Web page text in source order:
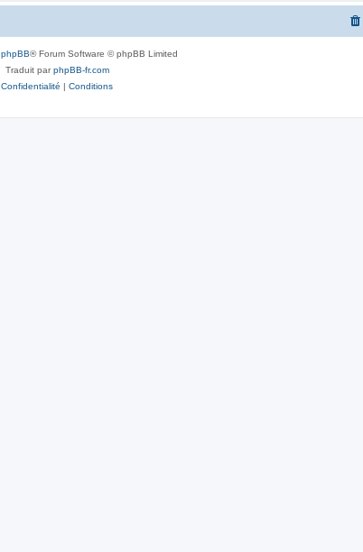
phpBB® Forum Software © phpBB Limited
Traduit parphpBB-fr.com
Confidentialité | Conditions